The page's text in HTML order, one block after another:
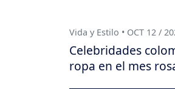
Vida y Estilo • OCT 12 /
Celebridades
ropa en el mes